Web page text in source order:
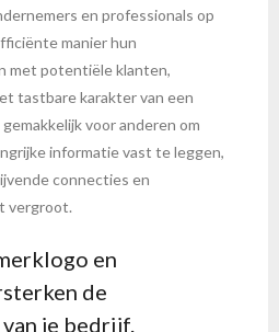
en professionals op
manier hun
met potentiële klanten,
tastbare karakter van een
voor anderen om
informatie vast te leggen,
connecties en
vergroot.
en
de
je bedrijf.